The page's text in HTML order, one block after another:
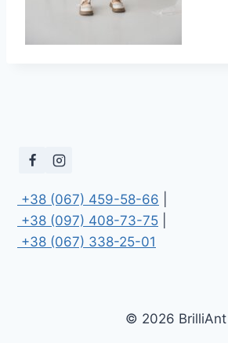
+38 (067) 459-58-66
+38 (097) 408-73-75
+38 (067) 338-25-01
© 2026 BrilliAnt